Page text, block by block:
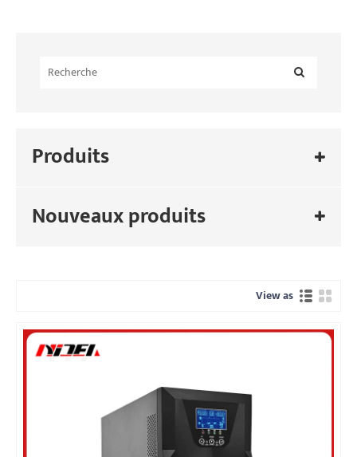
Produits
Nouveaux produits
View as